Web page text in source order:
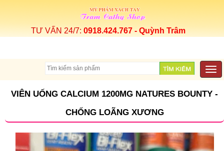
TƯ VẤN 24/7: 0918.424.767 - Quỳnh Trâm
VIÊN UỐNG CALCIUM 1200MG NATURES BOUNTY -
CHỐNG LOÃNG XƯƠNG